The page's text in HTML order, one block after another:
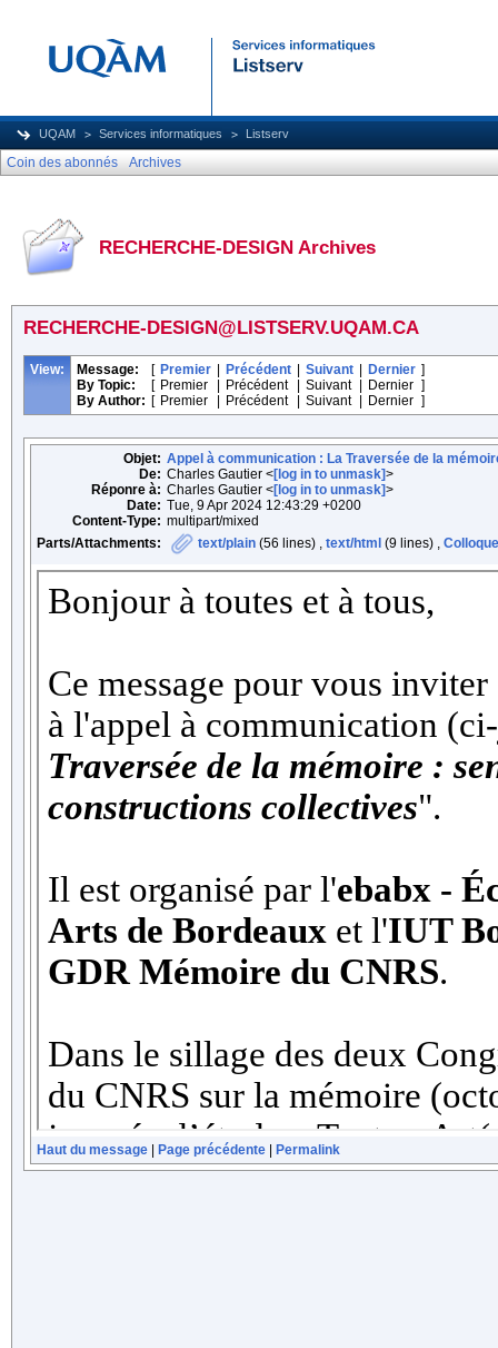
UQAM Services informatiques Listserv
Coin des abonnés Archives
RECHERCHE-DESIGN Archives
RECHERCHE-DESIGN@LISTSERV.UQAM.CA
View: Message: [ Premier Précédent Suivant Dernier ]
By Topic:
[ Premier Précédent Suivant Dernier ]
By Author: [ Premier Précédent Suivant Dernier ]
Objet: Appel à communication : La Traversée de la
De: Charles Gautier <[log in to unmask]>
Réponre à: Charles Gautier <[log in to unmask]>
Date: Tue, 9 Apr 2024 12:43:29 +0200
Content-Type: multipart/mixed
Parts/Attachments:
text/plain (56 lines) , text/html (9 lines) ,
Haut du message Page précédente Permalink